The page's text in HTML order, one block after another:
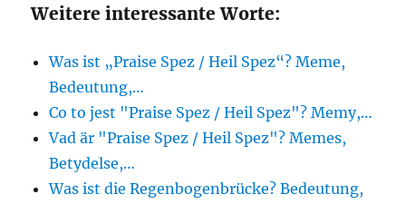
Weitere interessante Worte:
Was ist „Praise Spez / Heil Spez“? Meme,
Bedeutung,…
Co to jest "Praise Spez / Heil Spez"? Memy,…
Vad är "Praise Spez / Heil Spez"? Memes,
Betydelse,…
Was ist die Regenbogenbrücke? Bedeutung,